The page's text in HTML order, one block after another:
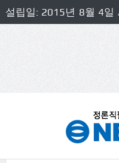
설립일: 2015년 8월 4
집인 및 발행인: 허득천 /
책임자: 최상규